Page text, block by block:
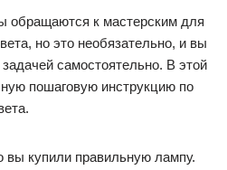
обращаются к мастерским для
но это необязательно, и вы
самостоятельно. В этой
пошаговую инструкцию по
вы купили правильную лампу.